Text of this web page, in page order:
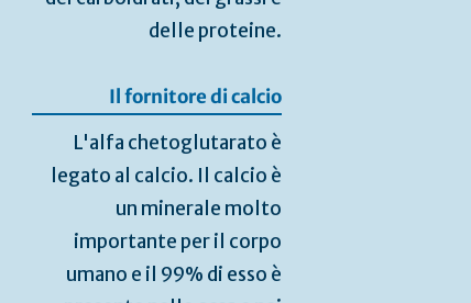
delle proteine.
Il fornitore di calcio
L'alfa chetoglutarato è
legato al calcio. Il calcio è
un minerale molto
importante per il corpo
umano e il 99% di esso è